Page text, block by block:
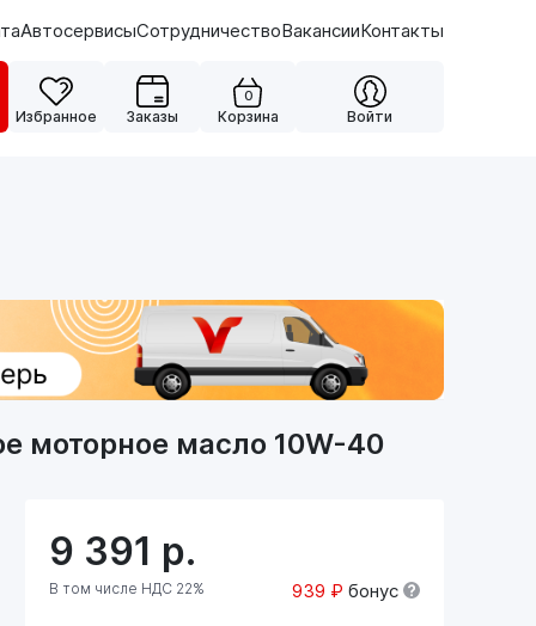
АвтосервисыСотрудничествоВакансииКонтакты
Избранное Заказы
0
Корзина Войти
моторное масло 10W-40
9 391 р.
В том числе НДС 22% 939 ₽ бонус